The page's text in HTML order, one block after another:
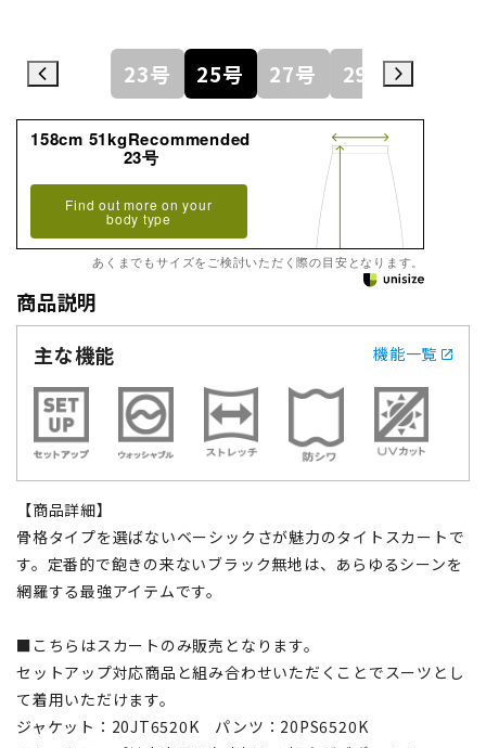
23号 25号 27号 29号
158cm 51kgRecommended
23号
Find out more on your
body type
あくまでもサイズをご検討いただく際の目安となります。
商品説明
主な機能
機能一覧
【商品詳細】
骨格タイプを選ばないベーシックさが魅力のタイトスカートで
す。定番的で飽きの来ないブラック無地は、あらゆるシーンを
網羅する最強アイテムです。
■こちらはスカートのみ販売となります。
セットアップ対応商品と組み合わせいただくことでスーツとし
て着用いただけます。
ジャケット：20JT6520K パンツ：20PS6520K